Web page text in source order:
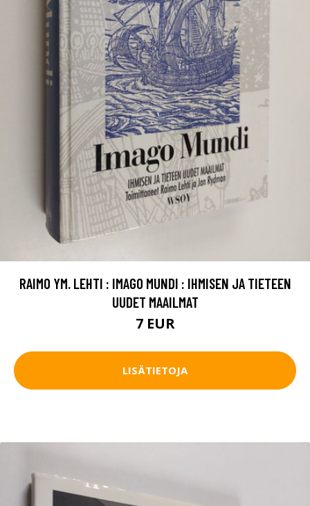
RAIMO YM. LEHTI : IMAGO MUNDI : IHMISEN JA TIETEEN
UUDET MAAILMAT
7 EUR
LISÄTIETOJA